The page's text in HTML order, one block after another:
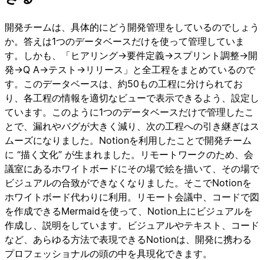
開発チームは、具体的にどう開発管理をしているのでしょう
か。答えは1つのデータベースだけを使って管理していま
す。しかも、「ヒアリング→要件定義→スプリント調整→開
発→Q A→テスト→リリース」と全工程をまとめているので
す。このデータベースは、約50もの工程に分けられてお
り、各工程の情報を適切なビューで表示できるよう、設定し
ています。このように1つのデータベースだけで管理したこ
とで、漏れやバグが大きく減り、次の工程への引き継ぎはス
ムーズになりました。Notionを利用したことで開発チーム
に “描く文化” が生まれました。リモートワークのため、会
議室にあるホワイトボードにその場で絵を描いて、その場で
ビジュアルの合致ができなくなりました。そこでNotionを
ホワイトボード代わりに利用。リモート会議中、コードで図
を作成できるMermaidを使って、Notion上にビジュアルを
作成し、説明をしています。ビジュアルやテキスト、コード
など、あらゆる方法で表現できるNotionは、開発に携わる
プロフェッショナルの頭の中を具現化できます。